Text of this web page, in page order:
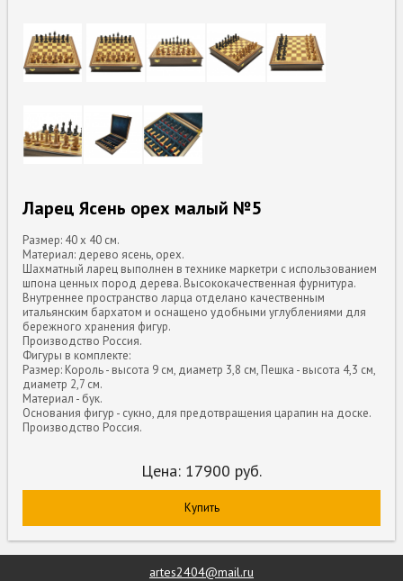
Ларец Ясень орех малый №5
Размер: 40 x 40 см.
Материал: дерево ясень, орех.
Шахматный ларец выполнен в технике маркетри с использованием
шпона ценных пород дерева. Высококачественная фурнитура.
Внутреннее пространство ларца отделано качественным
итальянским бархатом и оснащено удобными углублениями для
бережного хранения фигур.
Производство Россия.
Фигуры в комплекте:
Размер: Король - высота 9 см, диаметр 3,8 см, Пешка - высота 4,3 см,
диаметр 2,7 см.
Материал - бук.
Основания фигур - сукно, для предотвращения царапин на доске.
Производство Россия.
Цена: 17900 руб.
Купить
artes2404@mail.ru